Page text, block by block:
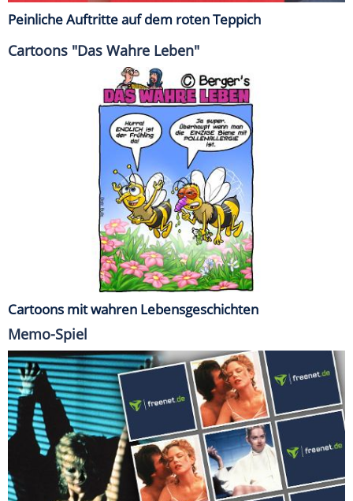
Peinliche Auftritte auf dem roten Teppich
Cartoons "Das Wahre Leben"
Cartoons mit wahren Lebensgeschichten
Memo-Spiel